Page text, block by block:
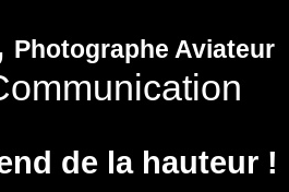
Photographe Aviateur
de la hauteur !